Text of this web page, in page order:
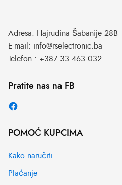
Adresa: Hajrudina Šabanije 28B
E-mail: info@rselectronic.ba
Telefon : +387 33 463 032
Pratite nas na FB
POMOĆ KUPCIMA
Kako naručiti
Plaćanje